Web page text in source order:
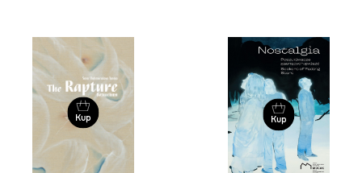
Kup Kup